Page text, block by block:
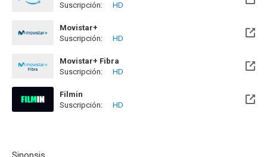
Suscripción:
HD
Movistar+
Disponible hasta el Mar, 30 Nov 2027 (Queda 1 año)
Suscripción: HD
Movistar+ Fibra
Disponible hasta el Mar, 30 Nov 2027 (Queda 1 año)
Suscripción: HD
Filmin
Disponible hasta el Dom, 02 May 2027 (Quedan 8 meses)
Suscripción: HD